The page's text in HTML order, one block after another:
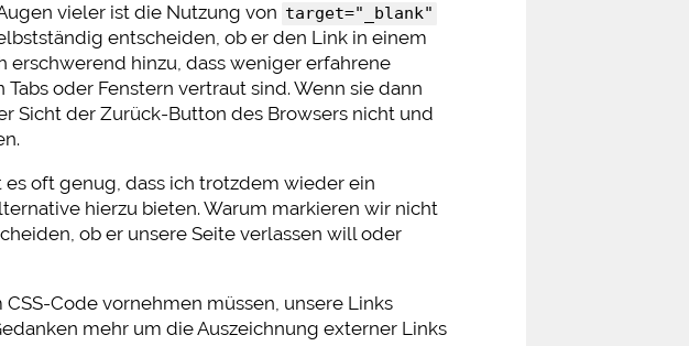
vieler ist die Nutzung von target="_blank"
entscheiden, ob er den Link in einem
hinzu, dass weniger erfahrene
oder Fenstern vertraut sind. Wenn sie dann
Sicht der Zurück-Button des Browsers nicht und
oft genug, dass ich trotzdem wieder ein
hierzu bieten. Warum markieren wir nicht
ob er unsere Seite verlassen will oder
Code vornehmen müssen, unsere Links
mehr um die Auszeichnung externer Links